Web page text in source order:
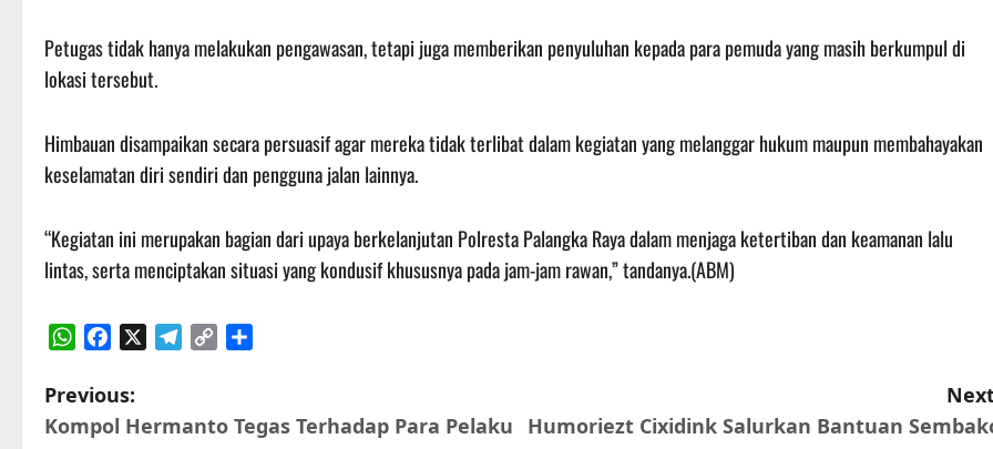
Petugas tidak hanya melakukan pengawasan, tetapi juga memberikan penyuluhan kepada para pemuda yang masih berkumpul di
lokasi tersebut.
Himbauan disampaikan secara persuasif agar mereka tidak terlibat dalam kegiatan yang melanggar hukum maupun membahayakan
keselamatan diri sendiri dan pengguna jalan lainnya.
“Kegiatan ini merupakan bagian dari upaya berkelanjutan Polresta Palangka Raya dalam menjaga ketertiban dan keamanan lalu
lintas, serta menciptakan situasi yang kondusif khususnya pada jam-jam rawan,” tandanya.(ABM)
P
Previous:
Kompol Hermanto Tegas Terhadap Para Pelaku
Humoriezt Cixidink Salurkan Bantuan